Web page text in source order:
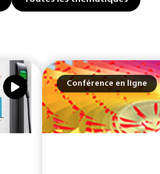
Conférence en ligne